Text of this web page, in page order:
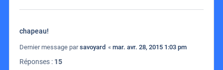
chapeau!
Dernier message parsavoyard « mar. avr. 28, 2015 1:03 pm
Réponses : 15